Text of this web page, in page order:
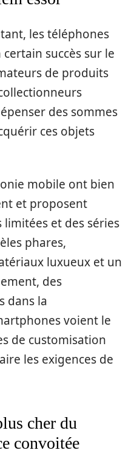
les téléphones
succès sur le
de produits
des sommes
ces objets
mobile ont bien
et proposent
et des séries
phares,
luxueux et un
des
dans la
voient le
de customisation
les exigences de
cher du
convoitée